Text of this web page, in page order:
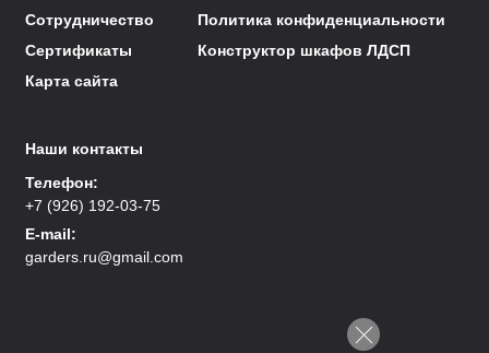
Сотрудничество
Политика конфиденциальности
Сертификаты
Конструктор шкафов ЛДСП
Карта сайта
Наши контакты
Телефон:
+7 (926) 192-03-75
E-mail:
garders.ru@gmail.com